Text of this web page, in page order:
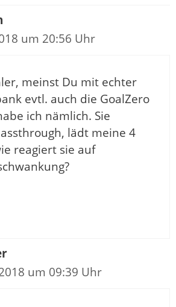
um 20:56 Uhr
meinst Du mit echter
evtl. auch die GoalZero
ich nämlich. Sie
lädt meine 4
reagiert sie auf
um 09:39 Uhr